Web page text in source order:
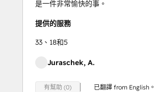
是一件非常愉快的事。
提供的服務
33、18和5
Juraschek, A.
有幫助 (0) 已翻譯 from English。